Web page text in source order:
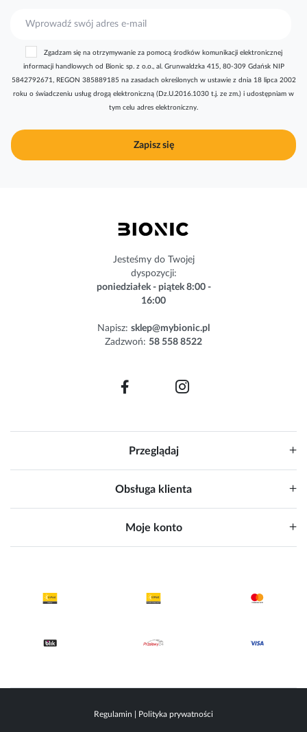
r
y
j
n
Zapisz się
Zgadzam się na otrzymywanie za pomocą środków komunikacji elektronicznej
informacji handlowych od Bionic sp. z o.o., al. Grunwaldzka 415, 80-309 Gdańsk NIP
5842792671, REGON 385889185 na zasadach określonych w ustawie z dnia 18 lipca 2002
roku o świadczeniu usług drogą elektroniczną (Dz.U.2016.1030 t.j. ze zm.) i udostępniam w
tym celu adres elektroniczny.
Jesteśmy do Twojej
dyspozycji:
poniedziałek - piątek 8:00 -
16:00
Napisz: sklep@mybionic.pl
Zadzwoń: 58 558 8522
Przeglądaj
Obsługa klienta
Moje konto
Regulamin Polityka prywatności